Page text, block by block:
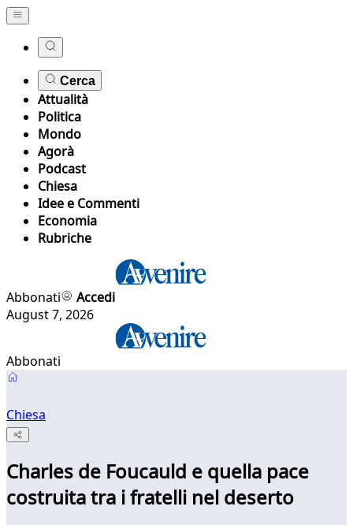
Cerca
Attualità
Politica
Mondo
Agorà
Podcast
Chiesa
Idee e Commenti
Economia
Rubriche
Abbonati
Accedi
August 7, 2026
Abbonati
Chiesa
Charles de Foucauld e quella pace
costruita tra i fratelli nel deserto